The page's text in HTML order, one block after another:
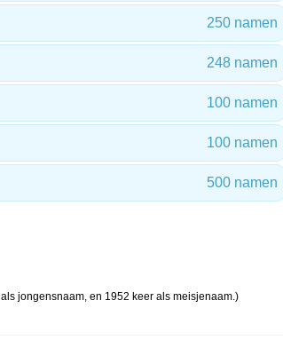
250 namen
248 namen
100 namen
100 namen
500 namen
jongensnaam, en 1952 keer als meisjenaam.)